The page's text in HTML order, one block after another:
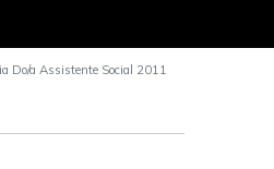
Do/a Assistente Social 2011